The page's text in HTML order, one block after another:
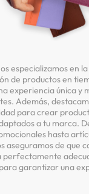
especializamos en la
de productos en
experiencia única y
Además,
para crear
a tu marca.
hasta
aseguramos de que
perfectamente
garantizar una